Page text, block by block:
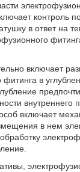
контроль
в ответ на
включает
в
внутреннего
включает
в нем